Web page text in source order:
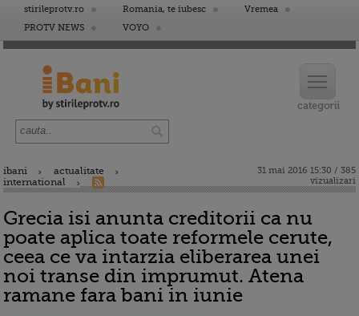
stirileprotv.ro Romania, te iubesc
Vremea
PROTV NEWS
VOYO
ibani
actualitate
international
31 mai 2016 15:30 / 385
vizualizari
Grecia isi anunta creditorii ca nu
poate aplica toate reformele cerute,
ceea ce va intarzia eliberarea unei
noi transe din imprumut. Atena
ramane fara bani in iunie